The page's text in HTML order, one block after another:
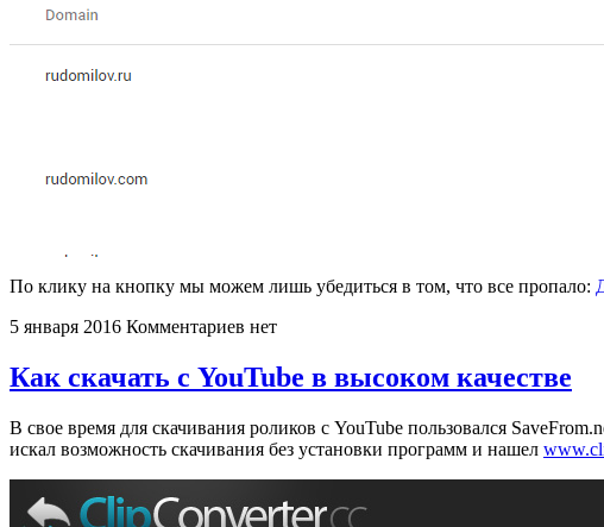
По клику на кнопку мы можем лишь убедиться в том, что все пропало:
5 января 2016 Комментариев нет
Как скачать с YouTube в высоком качестве
В свое время для скачивания роликов с YouTube пользовался
искал возможность скачивания без установки программ и нашел